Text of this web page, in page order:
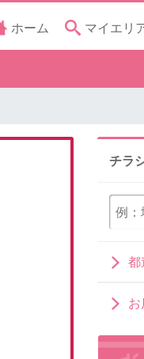
ホーム マイエリ
チラ
都